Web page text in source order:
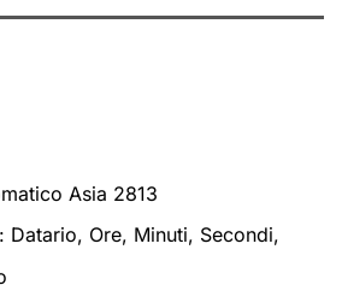
Asia 2813
Datario, Ore, Minuti, Secondi,